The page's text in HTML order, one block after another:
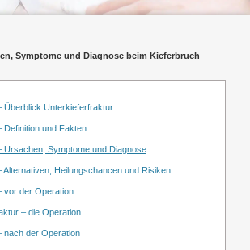
Symptome und Diagnose beim Kieferbruch
Überblick Unterkieferfraktur
Definition und Fakten
Ursachen, Symptome und Diagnose
Alternativen, Heilungschancen und Risiken
vor der Operation
– die Operation
nach der Operation